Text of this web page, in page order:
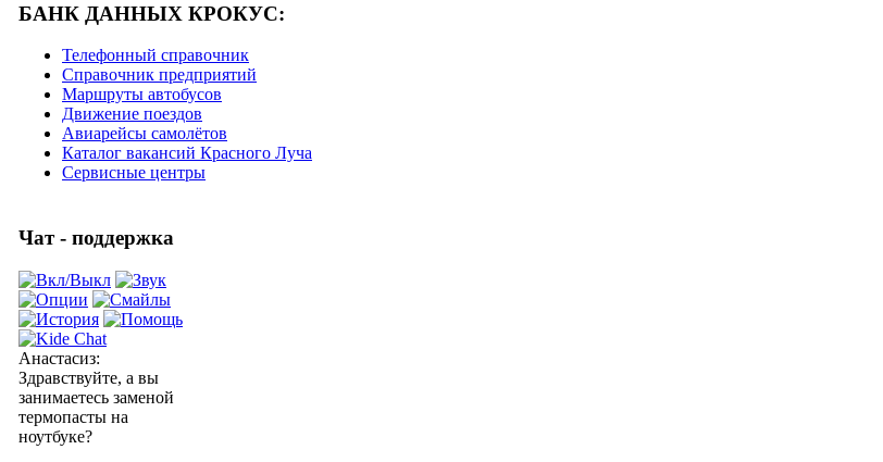
БАНК ДАННЫХ КРОКУС:
Телефонный справочник
Справочник предприятий
Маршруты автобусов
Движение поездов
Авиарейсы самолётов
Каталог вакансий Красного Луча
Сервисные центры
Чат - поддержка
Анастасиз:
Здравствуйте, а вы
занимаетесь заменой
термопасты на
ноутбуке?